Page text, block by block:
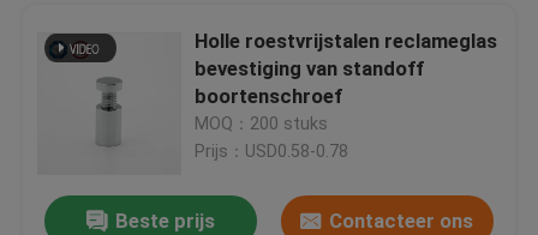
Holle roestvrijstalen reclameglas
bevestiging van standoff
boortenschroef
MOQ：200 stuks
Prijs：USD0.58-0.78
Beste prijs Contacteer ons